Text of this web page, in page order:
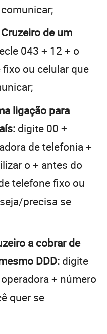
de um
043 + 12 + o
ou celular que
ligação para
digite 00 +
de telefonia +
o + antes do
telefone fixo ou
precisa se
a cobrar de
DDD: digite
+ número
quer se